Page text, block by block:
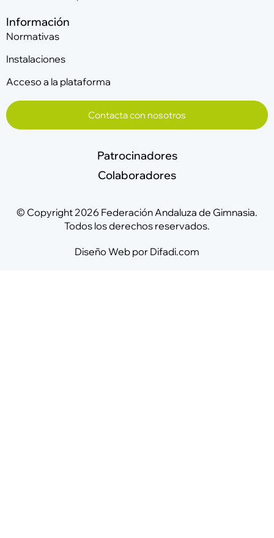
Información
Normativas
Instalaciones
Acceso a la plataforma
Contacta con nosotros
Patrocinadores
Colaboradores
© Copyright 2026 Federación Andaluza de Gimnasia.
Todos los derechos reservados.
Diseño Web por Difadi.com